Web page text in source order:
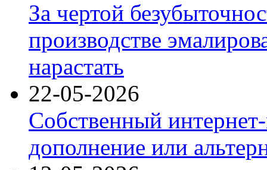
За чертой
производстве
нарастать
22-05-2026
Собственный
дополнение или